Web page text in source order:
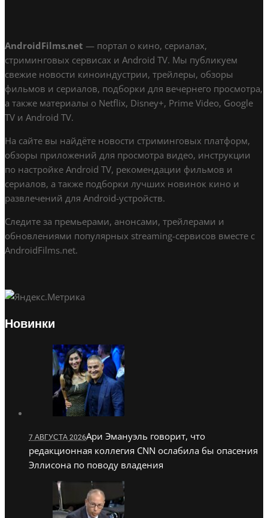
AndroidFilms.net — портал о кино, сериалах,
стриминговых сервисах и Android TV. Мы публикуем
свежие новости киноиндустрии, трейлеры, обзоры
фильмов и сериалов, подборки для вечернего просмотра,
а также материалы о Netflix, Disney+, Prime Video, Google
TV и Android TV.
На сайте вы найдёте новости стриминговых платформ,
обзоры приложений для просмотра видео, инструкции
по настройке Android TV, рекомендации фильмов и
сериалов, а также подборки лучших новинок кино и
развлечений для Android-устройств.
Следите за премьерами, анонсами, трейлерами и
обновлениями популярных streaming-сервисов вместе с
AndroidFilms.net.
Новинки
7 АВГУСТА 2026Ари Эмануэль говорит, что
редакционная коллегия CNN ослабила бы опасения
Эллисона по поводу владения